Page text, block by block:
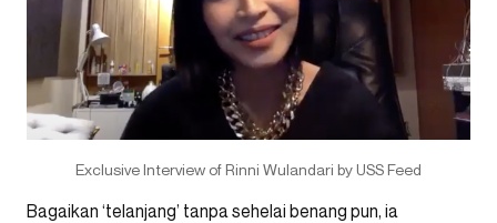
Exclusive Interview of Rinni Wulandari by USS Feed
Bagaikan ‘telanjang’ tanpa sehelai benang pun, ia